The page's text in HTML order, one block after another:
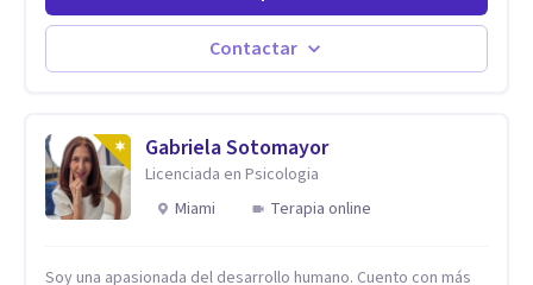
el acompañamiento adecuado todo el mundo puede observar
cambios en menos de 5 sesiones. Mi experiencia profesional
me ha demostrado que no importan las dificultades sino las
Contactar
Gabriela Sotomayor
Licenciada en Psicologia
Miami
Terapia online
Soy una apasionada del desarrollo humano. Cuento con más